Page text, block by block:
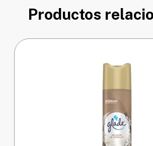
Productos